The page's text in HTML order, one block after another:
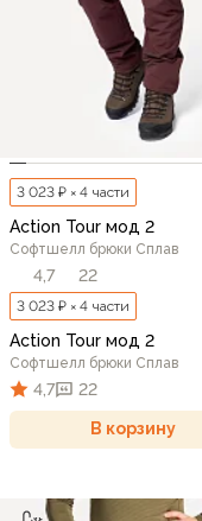
3 023 ₽ × 4 части
Action Tour мод 2
Софтшелл брюки Сплав
4,7 22
3 023 ₽ × 4 части
Action Tour мод 2
Софтшелл брюки Сплав
4,7 22
В корзину